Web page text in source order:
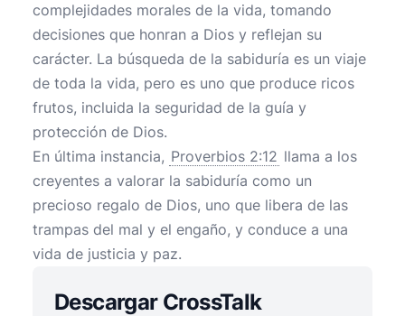
complejidades morales de la vida, tomando
decisiones que honran a Dios y reflejan su
carácter. La búsqueda de la sabiduría es un viaje
de toda la vida, pero es uno que produce ricos
frutos, incluida la seguridad de la guía y
protección de Dios.
En última instancia, Proverbios 2:12 llama a los
creyentes a valorar la sabiduría como un
precioso regalo de Dios, uno que libera de las
trampas del mal y el engaño, y conduce a una
vida de justicia y paz.
Descargar CrossTalk